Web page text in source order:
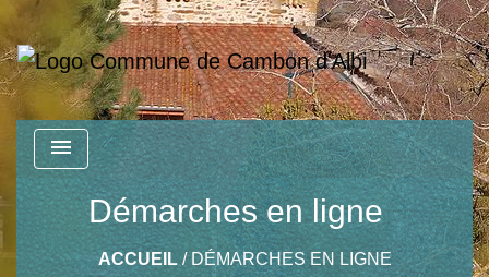
menu
Démarches en ligne
ACCUEIL/DÉMARCHES EN LIGNE